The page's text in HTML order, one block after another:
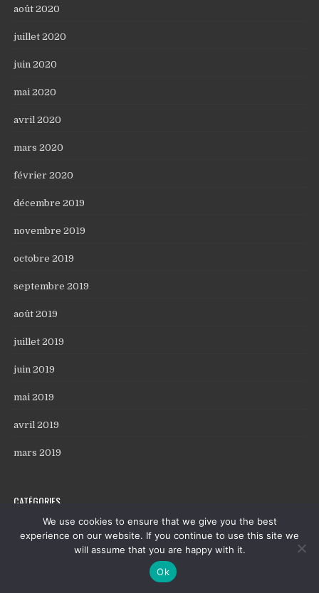
août 2020
juillet 2020
juin 2020
mai 2020
avril 2020
mars 2020
février 2020
décembre 2019
novembre 2019
octobre 2019
septembre 2019
août 2019
juillet 2019
juin 2019
mai 2019
avril 2019
mars 2019
CATÉGORIES
Agence web
We use cookies to ensure that we give you the best
experience on our website. If you continue to use this site we
will assume that you are happy with it.
Ok